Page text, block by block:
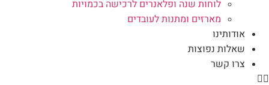
לוחות שנה ופלאנרים לרכישה בכמויות
מארזים ומתנות לעובדים
אודותינו
שאלות נפוצות
צרו קשר